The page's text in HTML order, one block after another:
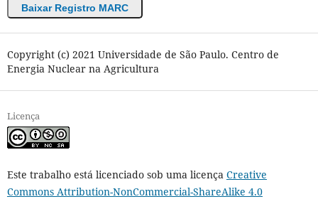
Baixar Registro MARC
Copyright (c) 2021 Universidade de São Paulo. Centro de
Energia Nuclear na Agricultura
Licença
Este trabalho está licenciado sob uma licença Creative
Commons Attribution-NonCommercial-ShareAlike 4.0